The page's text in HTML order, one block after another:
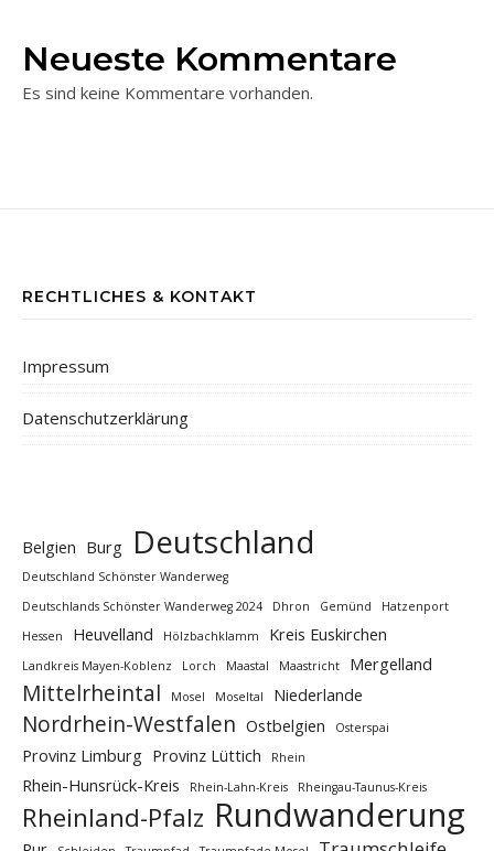
Neueste Kommentare
Es sind keine Kommentare vorhanden.
RECHTLICHES & KONTAKT
Impressum
Datenschutzerklärung
Belgien Burg Deutschland
Deutschland Schönster Wanderweg
Deutschlands Schönster Wanderweg 2024
Dhron Gemünd
Hatzenport
Hessen
Heuvelland Hölzbachklamm Kreis Euskirchen
Landkreis Mayen-Koblenz Lorch Maastal Maastricht Mergelland
Mittelrheintal Mosel Moseltal Niederlande
Nordrhein-Westfalen Ostbelgien Osterspai
Provinz Limburg Provinz Lüttich Rhein
Rhein-Hunsrück-Kreis Rhein-Lahn-Kreis Rheingau-Taunus-Kreis
Rheinland-Pfalz Rundwanderung